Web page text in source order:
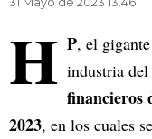
H P, el
industria del
financieros
2023, en los cuales